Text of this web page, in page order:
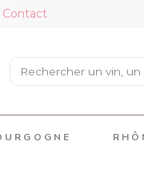
Contact